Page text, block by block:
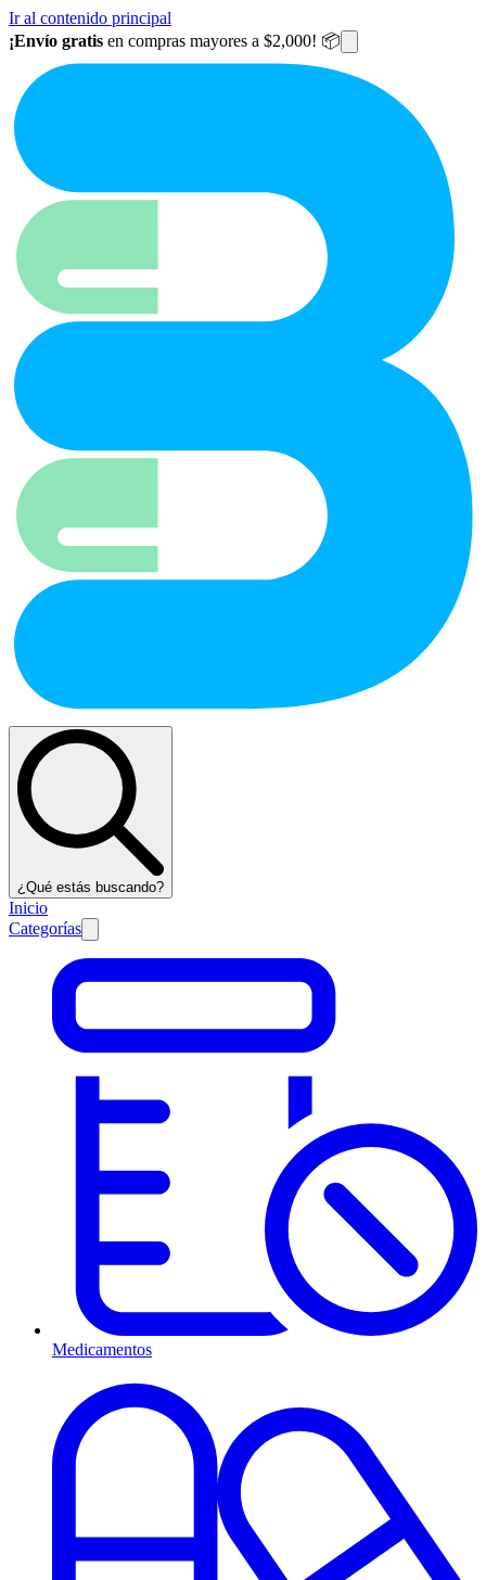
Ir al contenido principal
¡Envío gratis en compras mayores a $2,000! 📦
¿Qué estás buscando?
Inicio
Categorías
Medicamentos